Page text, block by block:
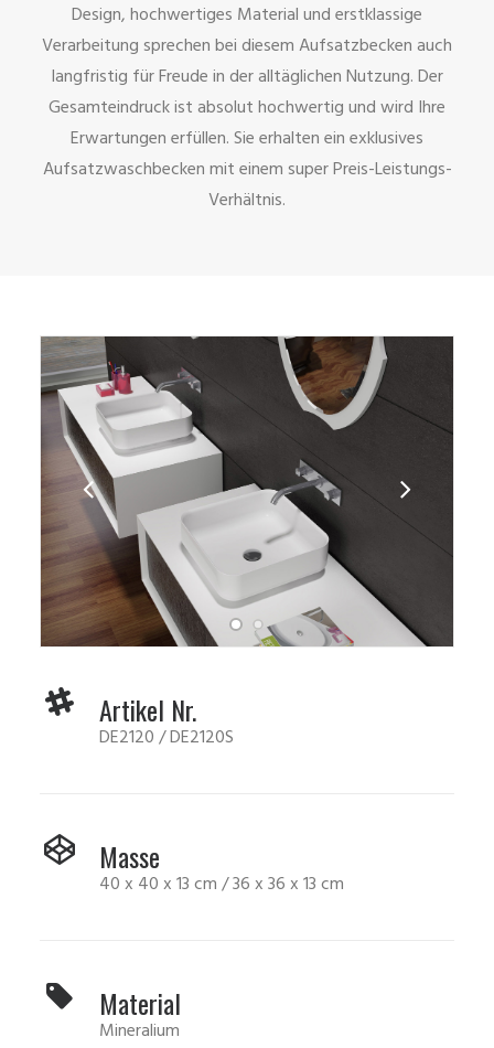
Design, hochwertiges Material und erstklassige
Verarbeitung sprechen bei diesem Aufsatzbecken auch
langfristig für Freude in der alltäglichen Nutzung. Der
Gesamteindruck ist absolut hochwertig und wird Ihre
Erwartungen erfüllen. Sie erhalten ein exklusives
Aufsatzwaschbecken mit einem super Preis-Leistungs-
Verhältnis.
Artikel Nr.
DE2120 / DE2120S
Masse
40 x 40 x 13 cm / 36 x 36 x 13 cm
Material
Mineralium